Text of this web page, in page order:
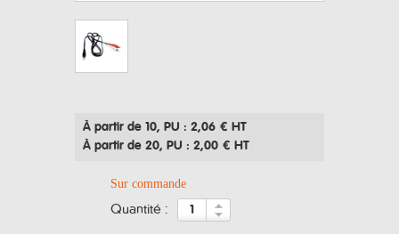
À partir de 10, PU : 2,06 € HT
À partir de 20, PU : 2,00 € HT
Sur commande
quantité :